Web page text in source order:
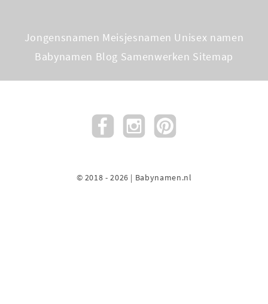
Jongensnamen Meisjesnamen Unisex namen
Babynamen Blog Samenwerken Sitemap
© 2018 - 2026 | Babynamen.nl